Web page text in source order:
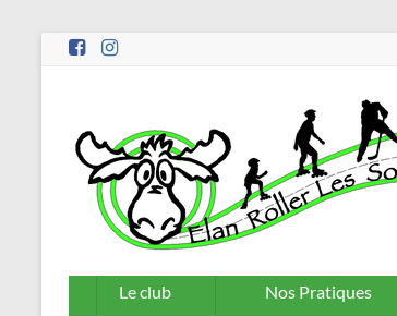
Aller
Le club Nos Pratiques